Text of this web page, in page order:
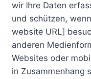
wir Ihre Daten
und schützen,
website URL]
anderen
Websites oder
in Zusammenhang